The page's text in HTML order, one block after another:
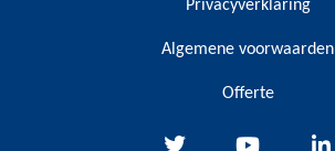
Privacyverklaring
Algemene voorwaarden
Offerte